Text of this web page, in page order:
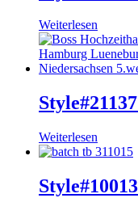
Weiterlesen
Weiterlesen